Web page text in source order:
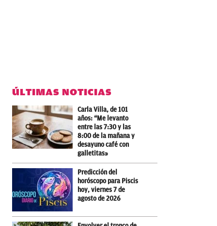
ÚLTIMAS NOTICIAS
Carla Villa, de 101
años: “Me levanto
entre las 7:30 y las
8:00 de la mañana y
desayuno café con
galletitas»
Predicción del
horóscopo para Piscis
hoy, viernes 7 de
agosto de 2026